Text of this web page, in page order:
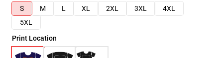
S
M L XL 2XL 3XL
4XL
5XL
Print Location